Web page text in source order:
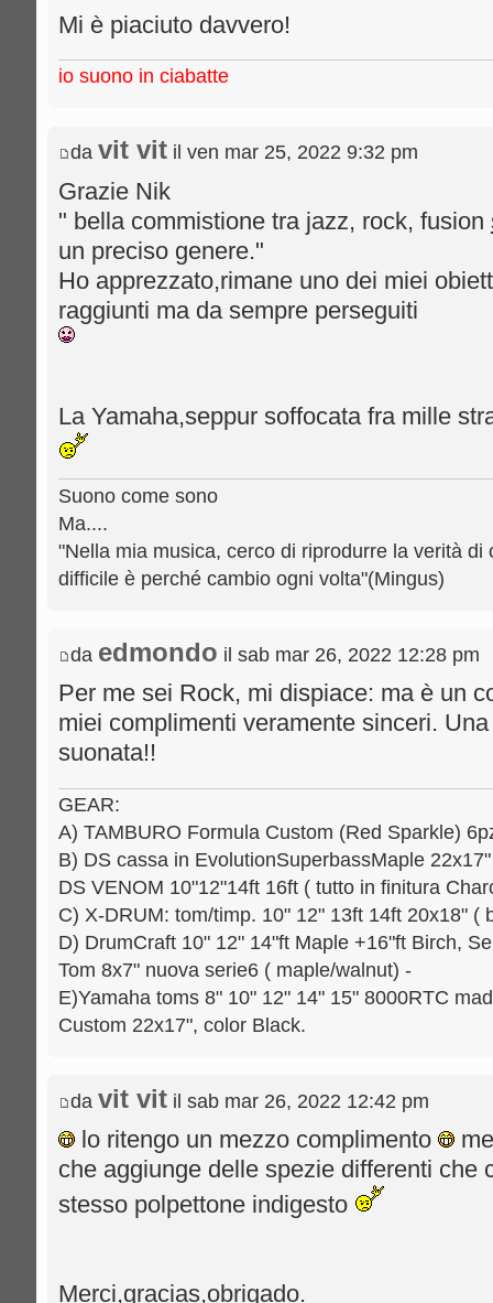
Mi è piaciuto davvero!
io suono in ciabatte
da vit vit il ven mar 25, 2022 9:32 pm
Grazie Nik
" bella commistione tra jazz, rock, fusion
un preciso genere."
Ho apprezzato,rimane uno dei miei
raggiunti ma da sempre perseguiti
La Yamaha,seppur soffocata fra mille
Suono come sono
Ma....
"Nella mia musica, cerco di riprodurre la verità
difficile è perché cambio ogni volta"(Mingus)
da edmondo il sab mar 26, 2022 12:28 pm
Per me sei Rock, mi dispiace: ma è un
miei complimenti veramente sinceri.
suonata!!
GEAR:
A) TAMBURO Formula Custom (Red Sparkle)
B) DS cassa in EvolutionSuperbassMaple
DS VENOM 10"12"14ft 16ft ( tutto in finitura
C) X-DRUM: tom/timp. 10" 12" 13ft 14ft 20x18" (
D) DrumCraft 10" 12" 14"ft Maple +16"ft Birch,
Tom 8x7" nuova serie6 ( maple/walnut) -
E)Yamaha toms 8" 10" 12" 14" 15" 8000RTC
Custom 22x17", color Black.
da vit vit il sab mar 26, 2022 12:42 pm
lo ritengo un mezzo complimento
che aggiunge delle spezie differenti che
stesso polpettone indigesto
Merci,gracias,obrigado.